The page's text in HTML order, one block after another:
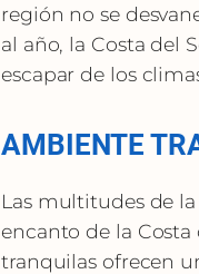
región no se
al año, la Costa del
escapar de los
AMBIENTE
Las multitudes de
encanto de la Costa
tranquilas ofrecen